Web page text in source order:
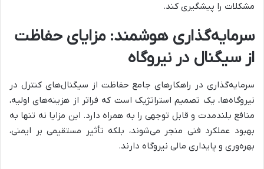
مشکلات را پیشگیری کند.
سرمایه‌گذاری هوشمند: مزایای حفاظت
از سیگنال در نیروگاه
سرمایه‌گذاری در راهکارهای جامع حفاظت از سیگنال‌های کنترل در
نیروگاه‌ها، یک تصمیم استراتژیک است که فراتر از هزینه‌های اولیه،
منافع بلندمدت و قابل توجهی را به همراه دارد. این مزایا نه تنها به
بهبود عملکرد فنی منجر می‌شوند، بلکه تأثیر مستقیمی بر ایمنی،
بهره‌وری و پایداری مالی نیروگاه دارند.